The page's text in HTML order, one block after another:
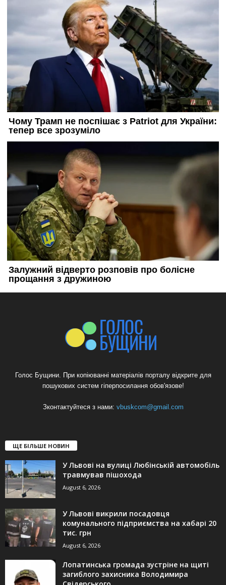
Голос Бущини. При копіюванні матеріалів порталу відкрите для
пошукових систем гіперпосилання обов'язове!
Зконтактуйтеся з нами: vbuskcom@gmail.com
ЩЕ БІЛЬШЕ НОВИН
У Львові на вулиці Любінській автомобіль
травмував пішохода
August 6, 2026
У Львові викрили посадовця
комунального підприємства на хабарі 20
тис. грн
August 6, 2026
Лопатинська громада зустріне на щиті
загиблого захисника Володимира